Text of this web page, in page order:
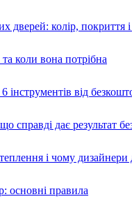
колір, покриття і
коли вона потрібна
інструментів від
справді дає результат
і чому
основні правила